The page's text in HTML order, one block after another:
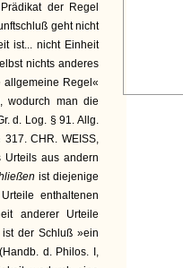
der Regel
geht nicht
ist... nicht Einheit
nichts anderes
allgemeine Regel«
wodurch man die
d. Log. § 91. Allg.
317. CHR. WEISS,
Urteils aus andern
ist diejenige
enthaltenen
anderer Urteile
der Schluß »ein
d. Philos. I,